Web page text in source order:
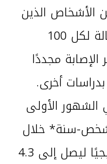
الأشخاص الذين
يحقنون المخدرات بلغ 11.4 حالة لكل 100
مجددًا
أخرى.
الأولى
الشفاء -15.5 لكل 100 شخص-سنة* خلال
أول 6 شهور، ثم انخفض تدريجيًا ليصل إلى 4.3